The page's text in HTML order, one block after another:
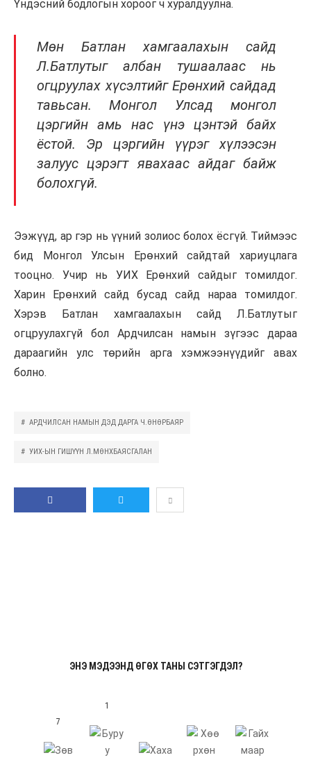
Үндэсний бодлогын хороог ч хуралдуулна.
Мөн Батлан хамгаалахын сайд
Л.Батлутыг албан тушаалаас нь
огцруулах хүсэлтийг Ерөнхий сайдад
тавьсан. Монгол Улсад монгол
цэргийн амь нас үнэ цэнтэй байх
ёстой. Эр цэргийн үүрэг хүлээсэн
залуус цэрэгт явахаас айдаг байж
болохгүй.
Ээжүүд, ар гэр нь үүний золиос болох ёсгүй. Тиймээс
бид Монгол Улсын Ерөнхий сайдтай хариуцлага
тооцно. Учир нь УИХ Ерөнхий сайдыг томилдог.
Харин Ерөнхий сайд бусад сайд нараа томилдог.
Хэрэв Батлан хамгаалахын сайд Л.Батлутыг
огцруулахгүй бол Ардчилсан намын зүгээс дараа
дараагийн улс төрийн арга хэмжээнүүдийг авах
болно.
АРДЧИЛСАН НАМЫН ДЭД ДАРГА Ч.ӨНӨРБАЯР
УИХ-ЫН ГИШҮҮН Л.МӨНХБАЯСГАЛАН
ЭНЭ МЭДЭЭНД ӨГӨХ ТАНЫ СЭТГЭГДЭЛ?
7
1